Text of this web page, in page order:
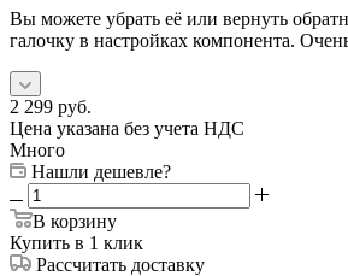
Вы можете убрать её или вернуть
галочку в настройках компонента.
2 299 руб.
Цена указана без учета НДС
Много
Нашли дешевле?
В корзину
Купить в 1 клик
Рассчитать доставку